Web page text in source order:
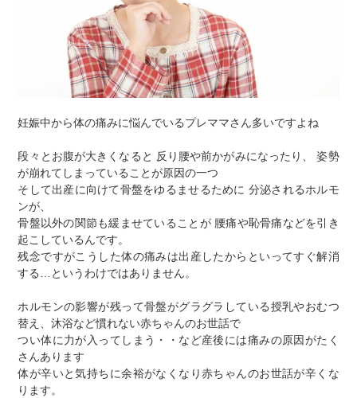
妊娠中から体の痛みに悩んでいるプレママさん多いですよね
段々とお腹が大きくなると 反り腰や前かがみになったり、 姿勢
が崩れてしまっていることが原因の一つ
そして出産に向けて骨盤をゆるませるために 分泌されるホルモ
ンが、
骨盤以外の関節も緩ませていることが 腰痛や恥骨痛などを引き
起こしているんです。
残念ですがこうした体の痛みは出産したからといってすぐ解消
する…というわけではありません。
ホルモンの影響が残って骨盤がグラグラしている授乳やおむつ
替え、沐浴など慣れない赤ちゃんのお世話で
つい体に力が入ってしまう・・など産後には痛みの原因がたく
さんあります
体が辛いと気持ちに余裕がなくなり赤ちゃんのお世話が辛くな
ります。